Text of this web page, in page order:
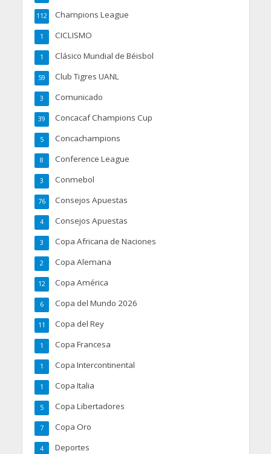
Champions League
112
CICLISMO
1
Clásico Mundial de Béisbol
1
Club Tigres UANL
59
Comunicado
3
Concacaf Champions Cup
39
Concachampions
5
Conference League
8
Conmebol
3
Consejos Apuestas
76
Consejos Apuestas
4
Copa Africana de Naciones
3
Copa Alemana
2
Copa América
12
Copa del Mundo 2026
6
Copa del Rey
11
Copa Francesa
1
Copa Intercontinental
1
Copa Italia
1
Copa Libertadores
5
Copa Oro
7
Deportes
4